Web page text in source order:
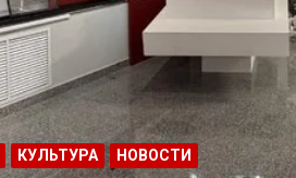
КУЛЬТУРА НОВОСТИ